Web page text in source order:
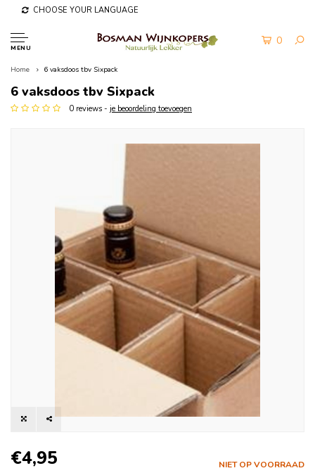
CHOOSE YOUR LANGUAGE
MENU
0
Home 6 vaksdoos tbv Sixpack
6 vaksdoos tbv Sixpack
0 reviews - je beoordeling toevoegen
€4,95 NIET OP VOORRAAD